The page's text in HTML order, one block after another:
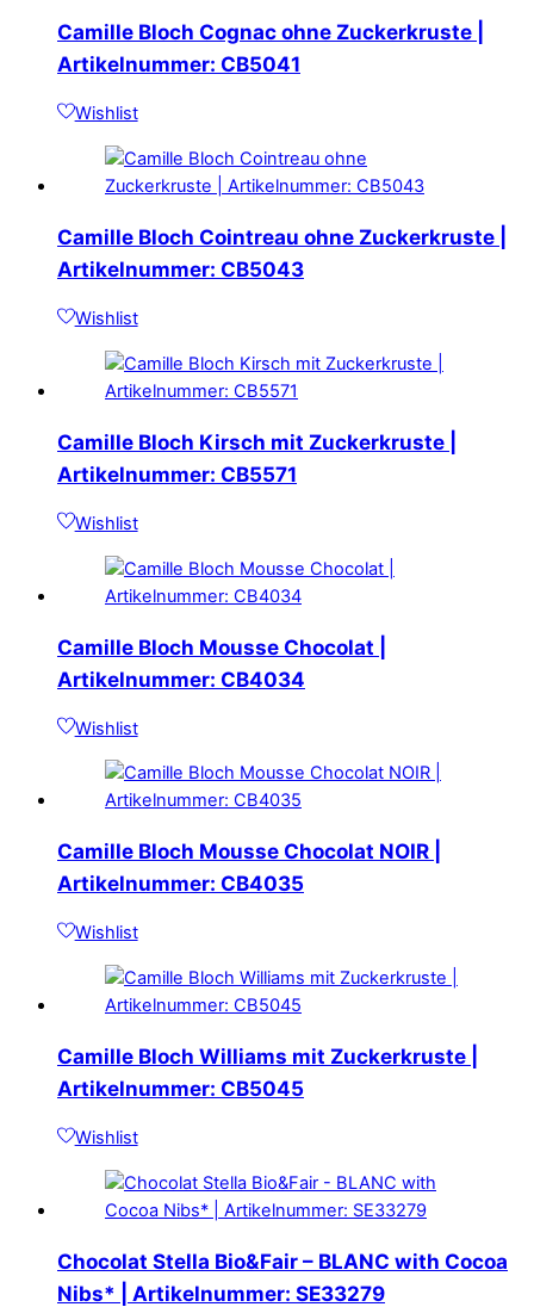
Camille Bloch Cognac ohne Zuckerkruste |
Artikelnummer: CB5041
Wishlist
Camille Bloch Cointreau ohne Zuckerkruste |
Artikelnummer: CB5043
Wishlist
Camille Bloch Kirsch mit Zuckerkruste |
Artikelnummer: CB5571
Wishlist
Camille Bloch Mousse Chocolat |
Artikelnummer: CB4034
Wishlist
Camille Bloch Mousse Chocolat NOIR |
Artikelnummer: CB4035
Wishlist
Camille Bloch Williams mit Zuckerkruste |
Artikelnummer: CB5045
Wishlist
Chocolat Stella Bio&Fair – BLANC with Cocoa
Nibs* | Artikelnummer: SE33279